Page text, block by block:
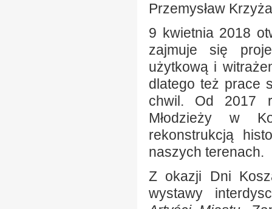
Przemysław
9 kwietnia 2018
zajmuje się
użytkową i
dlatego też prace
chwil. Od 2017
Młodzieży w
rekonstrukcją
naszych terenach.
Z okazji Dni
wystawy